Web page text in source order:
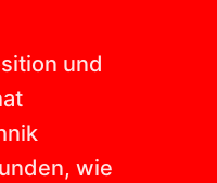
und
wie